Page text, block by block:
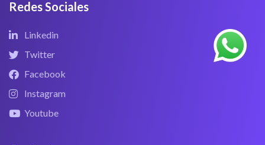
Redes Sociales
Linkedin
Twitter
Facebook
Instagram
Youtube